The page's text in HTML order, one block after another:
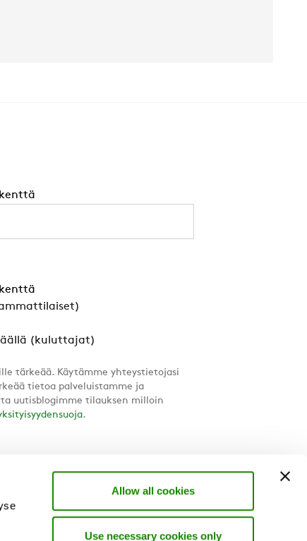
Allow all cookies
Use necessary cookies only
(kuluttajat)
tärkeää. Käytämme yhteystietojasi
tietoa palveluistamme ja
uutisblogimme tilauksen milloin
.